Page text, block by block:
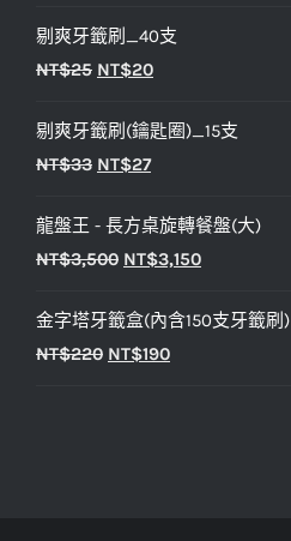
價
格：
價
剔爽牙籤刷_40支
NT$25 原
價
格：
NT$20目
價
剔爽牙籤刷(鑰匙圈)_15支
NT$33 原
價
格：
NT$27目
價
格：
龍盤王 - 長方桌旋轉餐盤(大)
NT$3,500 原
價
格：
NT$3,150目
價
金字塔牙籤盒(內含150支牙籤刷)
NT$220 原
NT$190目